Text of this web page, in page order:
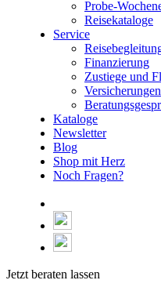
Probe-
Reisekataloge
Service
Finanzierung
Zustiege und
Versicherungen
Kataloge
Newsletter
Blog
Shop mit Herz
Noch Fragen?
Jetzt beraten lassen